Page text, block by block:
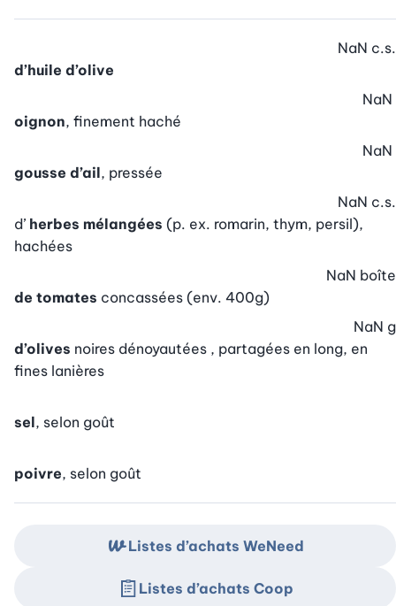
d’huile d’olive
NaN c.s.
oignon, finement haché
NaN
gousse d’ail, pressée
NaN
d’ herbes mélangées (p. ex. romarin, thym, persil),
hachées
NaN c.s.
de tomates concassées (env. 400g)
NaN boîte
d’olives noires dénoyautées , partagées en long, en
fines lanières
NaN g
sel, selon goût
poivre, selon goût
Listes d’achats WeNeed
Listes d’achats Coop